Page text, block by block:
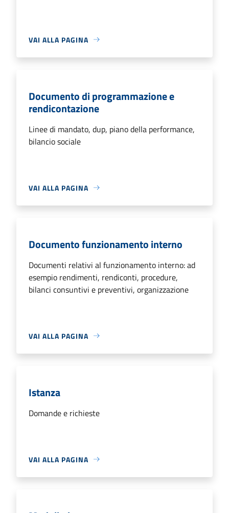
VAI ALLA PAGINA
Documento di programmazione e
rendicontazione
Linee di mandato, dup, piano della performance,
bilancio sociale
VAI ALLA PAGINA
Documento funzionamento interno
Documenti relativi al funzionamento interno: ad
esempio rendimenti, rendiconti, procedure,
bilanci consuntivi e preventivi, organizzazione
VAI ALLA PAGINA
Istanza
Domande e richieste
VAI ALLA PAGINA